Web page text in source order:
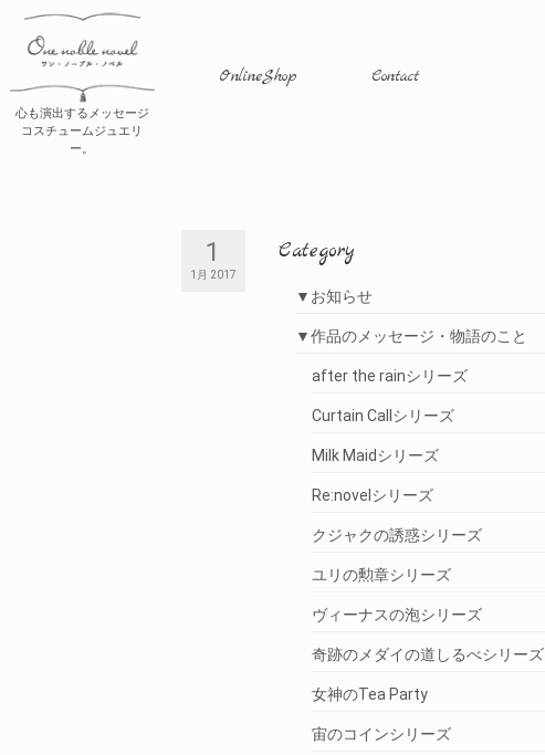
心も演出するメッセージ
コスチュームジュエリ
ー。
OnlineShop Contact
1
1月 2017
Category
▼お知らせ
▼作品のメッセージ・物語のこと
after the rainシリーズ
Curtain Callシリーズ
Milk Maidシリーズ
Re:novelシリーズ
クジャクの誘惑シリーズ
ユリの勲章シリーズ
ヴィーナスの泡シリーズ
奇跡のメダイの道しるべシリーズ
女神のTea Party
宙のコインシリーズ